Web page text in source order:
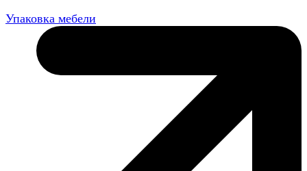
Упаковка мебели